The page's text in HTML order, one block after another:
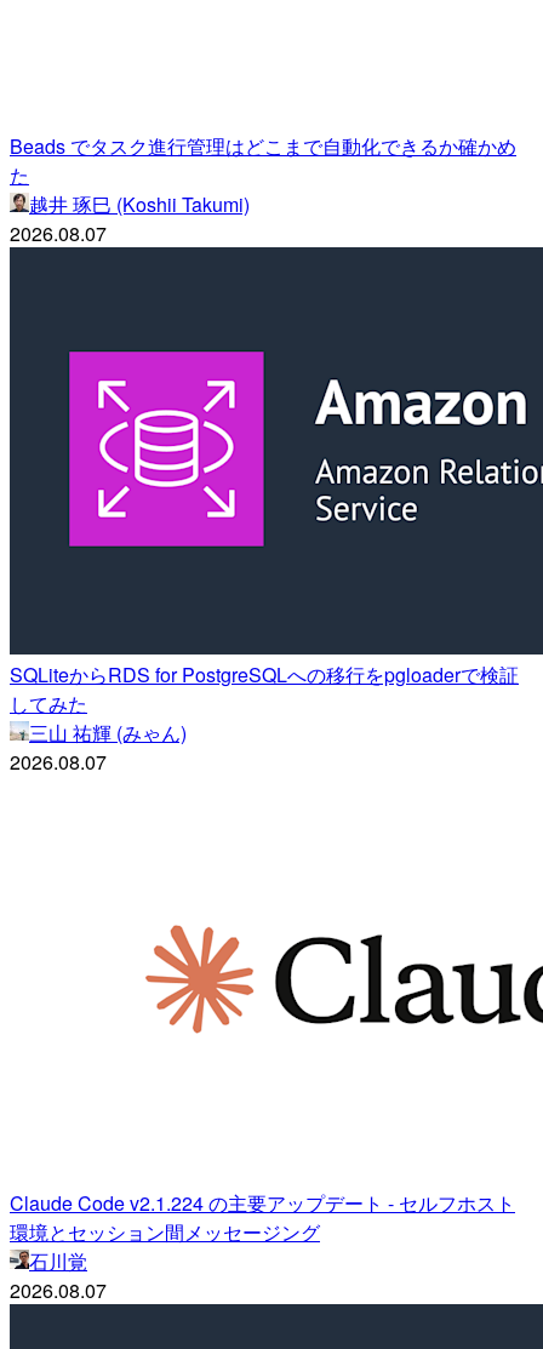
Beads でタスク進行管理はどこまで自動化できるか確かめ
た
越井 琢巳 (Koshii Takumi)
2026.08.07
SQLiteからRDS for PostgreSQLへの移行をpgloaderで検証
してみた
三山 祐輝 (みゃん)
2026.08.07
Claude Code v2.1.224 の主要アップデート - セルフホスト
環境とセッション間メッセージング
石川覚
2026.08.07